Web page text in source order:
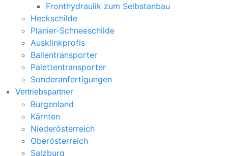
Fronthydraulik zum Selbstanbau
Heckschilde
Planier-Schneeschilde
Ausklinkprofis
Ballentransporter
Palettentransporter
Sonderanfertigungen
Vertriebspartner
Burgenland
Kärnten
Niederösterreich
Oberösterreich
Salzburg